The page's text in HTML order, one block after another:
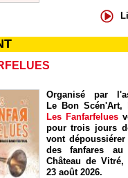
Organisé par
Le Bon Scén'Art,
Les Fanfarfelues
pour trois jours
vont
des fanfares
Château de
23 août 2026.